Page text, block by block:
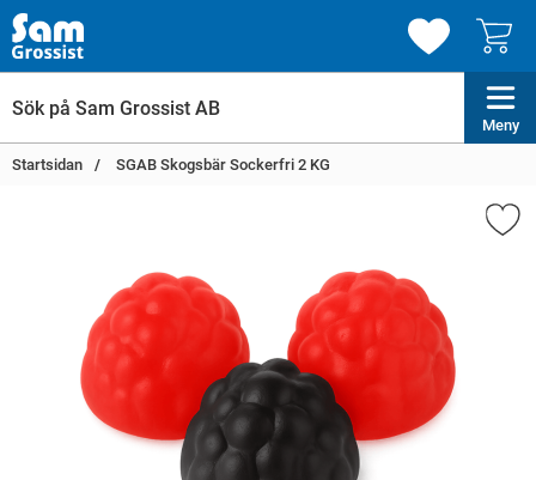
Meny
Startsidan SGAB Skogsbär Sockerfri 2 KG